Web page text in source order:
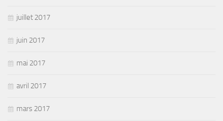
juillet 2017
juin 2017
mai 2017
avril 2017
mars 2017